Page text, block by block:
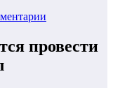
провести